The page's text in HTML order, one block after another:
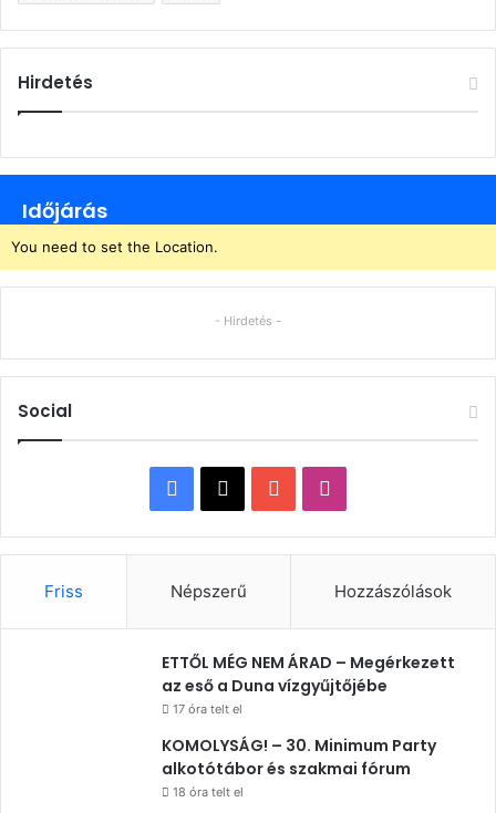
Hirdetés
Időjárás
You need to set the Location.
- Hirdetés -
Social
Facebook
X YouTube
Friss Népszerű Hozzászólások
ETTŐL MÉG NEM ÁRAD – Megérkezett
az eső a Duna vízgyűjtőjébe
17 óra telt el
KOMOLYSÁG! – 30. Minimum Party
alkotótábor és szakmai fórum
18 óra telt el